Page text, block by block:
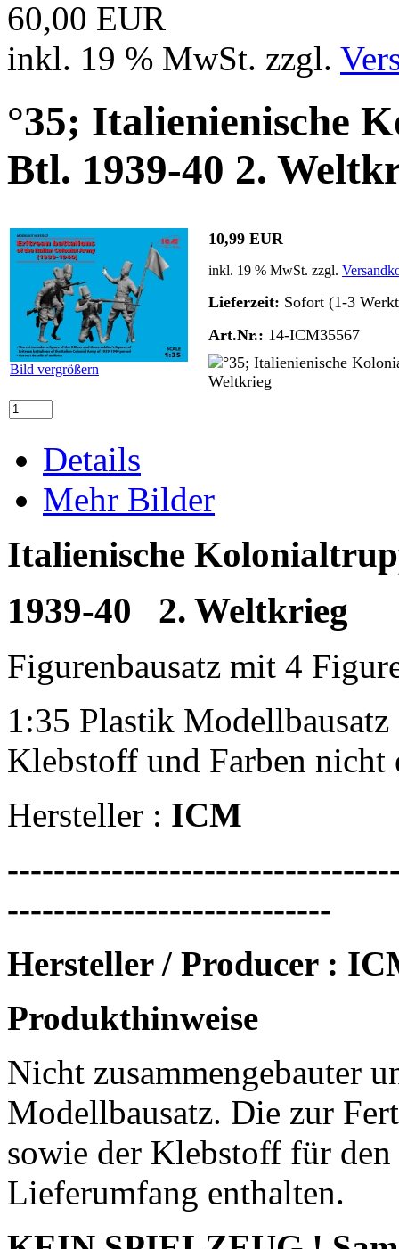
60,00 EUR
inkl. 19 % MwSt. zzgl.
°35; Italienienische
Btl. 1939-40 2.
Bild vergrößern
10,99 EUR
inkl. 19 % MwSt. zzgl.
Lieferzeit: Sofort (1-3
Art.Nr.: 14-ICM35567
Details
Mehr Bilder
Italienische
1939-40 2. Weltkrieg
Figurenbausatz mit 4
1:35 Plastik
Klebstoff und Farben nicht
Hersteller : ICM
----------------------------
Hersteller / Producer :
Produkthinweise
Nicht zusammengebauter
Modellbausatz. Die zur
sowie der Klebstoff für
Lieferumfang enthalten.